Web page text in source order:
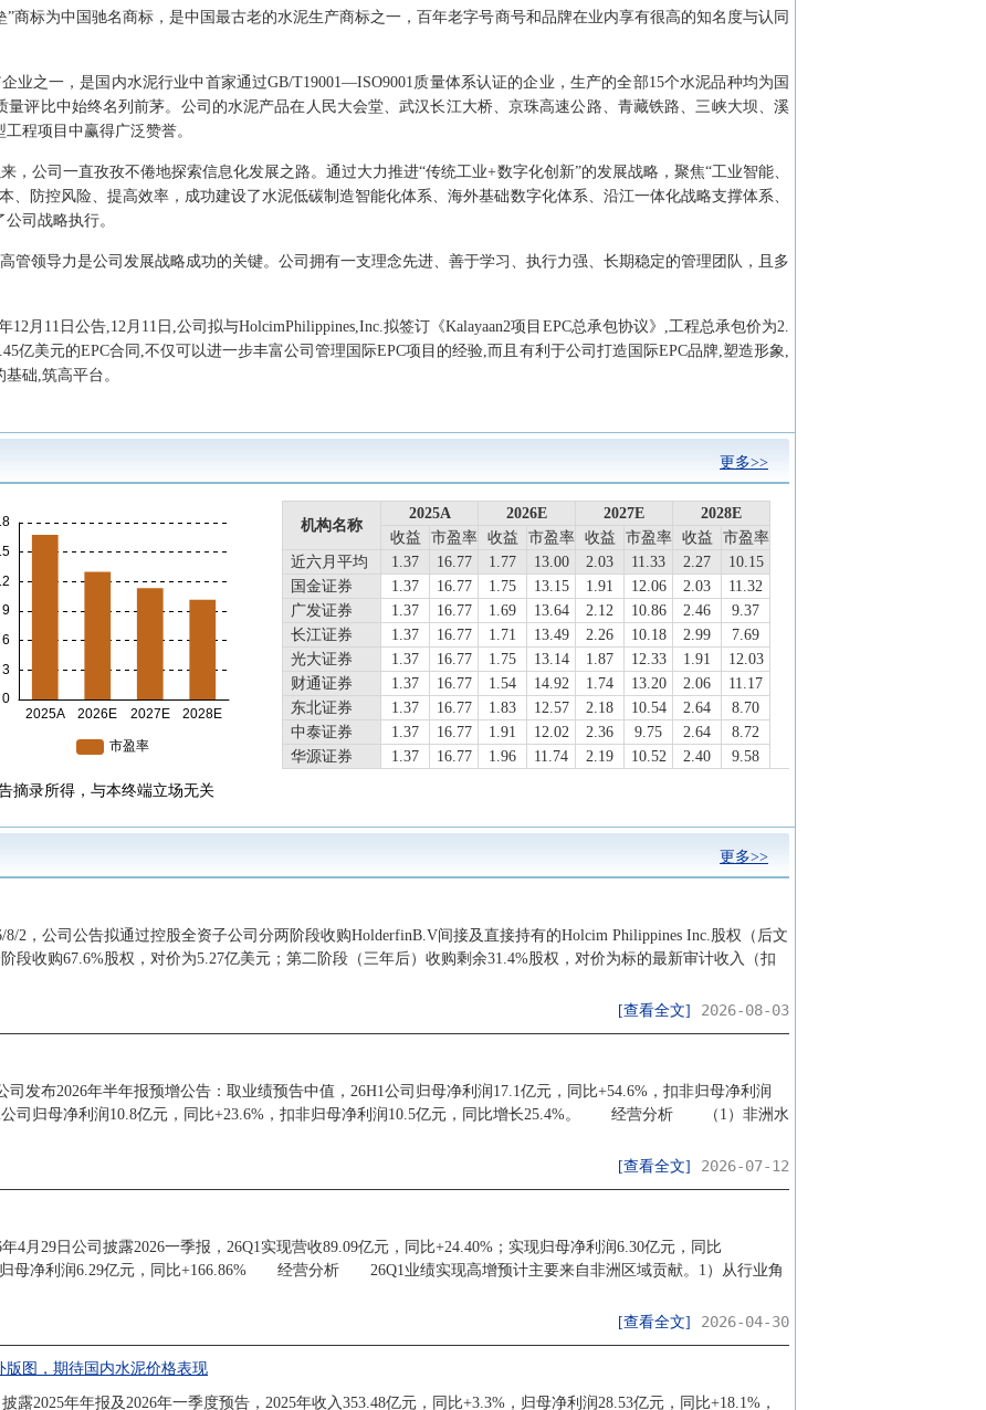
”商标为中国驰名商标，是中国最古老的水泥生产商标之一，百年老字号商号和品牌在业内享有很高的知名度与认同
业之一，是国内水泥行业中首家通过GB/T19001—ISO9001质量体系认证的企业，生产的全部15个水泥品种均为国
评比中始终名列前茅。公司的水泥产品在人民大会堂、武汉长江大桥、京珠高速公路、青藏铁路、三峡大坝、溪
程项目中赢得广泛赞誉。
，公司一直孜孜不倦地探索信息化发展之路。通过大力推进“传统工业+数字化创新”的发展战略，聚焦“工业智能、
、防控风险、提高效率，成功建设了水泥低碳制造智能化体系、海外基础数字化体系、沿江一体化战略支撑体系、
司战略执行。
高管领导力是公司发展战略成功的关键。公司拥有一支理念先进、善于学习、执行力强、长期稳定的管理团队，且多
12月11日公告,12月11日,公司拟与HolcimPhilippines,Inc.拟签订《Kalayaan2项目EPC总承包协议》,工程总承包价为2.
亿美元的EPC合同,不仅可以进一步丰富公司管理国际EPC项目的经验,而且有利于公司打造国际EPC品牌,塑造形象,
础,筑高平台。
更多>>
摘录所得，与本终端立场无关
机构名称
2025A 2026E 2027E
2028E
收益
市盈率 收益 市盈率 收益 市盈率 收益
市盈率
近六月平均
1.37 16.77 1.77 13.00 2.03 11.33 2.27 10.15
机构名称
2025A 2026E 2027E
2028E
收益
市盈率 收益 市盈率 收益 市盈率 收益
市盈率
近六月平均
1.37 16.77 1.77 13.00 2.03 11.33 2.27
10.15
国金证券
1.37 16.77 1.75 13.15 1.91 12.06 2.03
11.32
广发证券
1.37 16.77 1.69 13.64 2.12 10.86 2.46
9.37
长江证券
1.37 16.77 1.71 13.49 2.26 10.18 2.99
7.69
光大证券
1.37 16.77 1.75 13.14 1.87 12.33 1.91
12.03
财通证券
1.37 16.77 1.54 14.92 1.74 13.20 2.06
11.17
东北证券
1.37 16.77 1.83 12.57 2.18 10.54 2.64
8.70
中泰证券
1.37 16.77 1.91 12.02 2.36 9.75 2.64
8.72
华源证券
1.37 16.77 1.96 11.74 2.19 10.52 2.40
9.58
东莞证券
1.37 16.77 1.80 12.80 1.96 11.75 2.08 11.07
更多>>
公告拟通过控股全资子公司分两阶段收购HolderfinB.V间接及直接持有的Holcim Philippines Inc.股权（后文
段收购67.6%股权，对价为5.27亿美元；第二阶段（三年后）收购剩余31.4%股权，对价为标的最新审计收入（扣
[查看全文]
2026-08-03
2026年半年报预增公告：取业绩预告中值，26H1公司归母净利润17.1亿元，同比+54.6%，扣非归母净利润
公司归母净利润10.8亿元，同比+23.6%，扣非归母净利润10.5亿元，同比增长25.4%。 经营分析 （1）非洲水
[查看全文]
2026-07-12
公司披露2026一季报，26Q1实现营收89.09亿元，同比+24.40%；实现归母净利润6.30亿元，同比
归母净利润6.29亿元，同比+166.86% 经营分析 26Q1业绩实现高增预计主要来自非洲区域贡献。1）从行业角
[查看全文]
2026-04-30
版图，期待国内水泥价格表现
年报及2026年一季度预告，2025年收入353.48亿元，同比+3.3%，归母净利润28.53亿元，同比+18.1%，